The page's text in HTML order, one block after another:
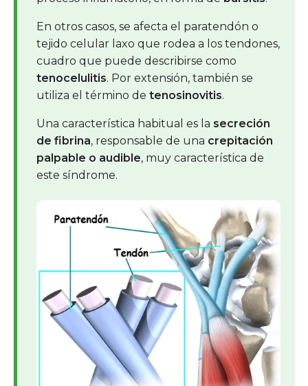
En otros casos, se afecta el paratendón o
tejido celular laxo que rodea a los tendones,
cuadro que puede describirse como
tenocelulitis. Por extensión, también se
utiliza el término de tenosinovitis.
Una característica habitual es la secreción
de fibrina, responsable de una crepitación
palpable o audible, muy característica de
este síndrome.